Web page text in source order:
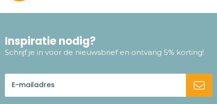
Inspiratie nodig?
Schrijf je in voor de nieuwsbrief en ontvang 5% korting!